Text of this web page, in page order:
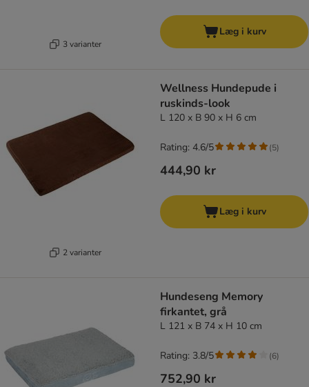
3 varianter
Læg i kurv
2 varianter
Wellness Hundepude i
ruskinds-look
L 120 x B 90 x H 6 cm
444,90 kr
Rating: 4.6/5 (5)
Læg i kurv
Hundeseng Memory
firkantet, grå
L 121 x B 74 x H 10 cm
752,90 kr
Rating: 3.8/5 (6)